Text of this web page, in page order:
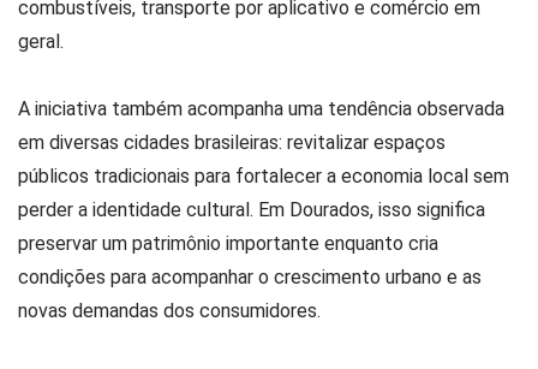
combustíveis, transporte por aplicativo e comércio em
geral.
A iniciativa também acompanha uma tendência observada
em diversas cidades brasileiras: revitalizar espaços
públicos tradicionais para fortalecer a economia local sem
perder a identidade cultural. Em Dourados, isso significa
preservar um patrimônio importante enquanto cria
condições para acompanhar o crescimento urbano e as
novas demandas dos consumidores.